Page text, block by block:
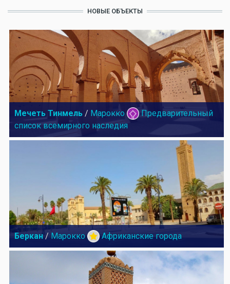
НОВЫЕ ОБЪЕКТЫ
Мечеть Тинмель / Марокко
Предварительный
список всемирного наследия
Беркан / Марокко Африканские города